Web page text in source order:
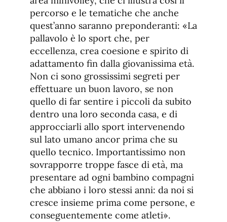
percorso e le tematiche che anche
quest’anno saranno preponderanti: «La
pallavolo è lo sport che, per
eccellenza, crea coesione e spirito di
adattamento fin dalla giovanissima età.
Non ci sono grossissimi segreti per
effettuare un buon lavoro, se non
quello di far sentire i piccoli da subito
dentro una loro seconda casa, e di
approcciarli allo sport intervenendo
sul lato umano ancor prima che su
quello tecnico. Importantissimo non
sovrapporre troppe fasce di età, ma
presentare ad ogni bambino compagni
che abbiano i loro stessi anni: da noi si
cresce insieme prima come persone, e
conseguentemente come atleti».